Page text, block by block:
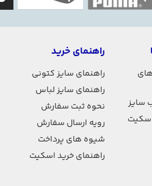
سایز
راهنمای خرید
راهنمای سایز کتونی
راهنمای سایز لباس
نحوه ثبت سفارش
رویه ارسال سفارش
شیوه های پرداخت
راهنمای خرید اسکیت